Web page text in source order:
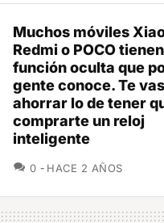
Muchos móviles
Redmi o POCO
función oculta que
gente conoce. Te
ahorrar lo de tener
comprarte un reloj
inteligente
0 COMENTARIOS
HACE 2 AÑOS